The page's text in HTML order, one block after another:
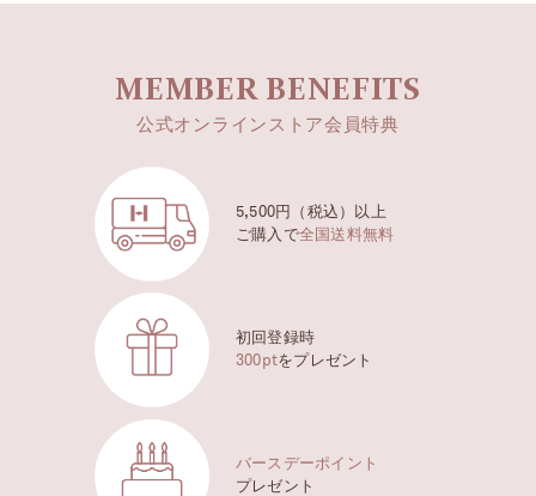
MEMBER BENEFITS
公式オンラインストア会員特典
5,500円（税込）以上
ご購入で全国送料無料
初回登録時
300ptをプレゼント
バースデーポイント
プレゼント